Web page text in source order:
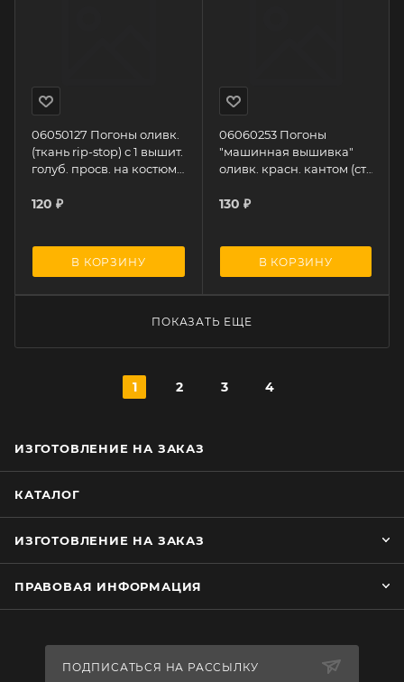
06050127 Погоны оливк.
(ткань rip-stop) с 1 вышит.
голуб. просв. на костюм
120 ₽
В КОРЗИНУ
06060253 Погоны
"машинная вышивка"
оливк. красн. кантом (ст.
офисный
130 ₽
В КОРЗИНУ
ПОКАЗАТЬ ЕЩЕ
1 2 3 4
ИЗГОТОВЛЕНИЕ НА ЗАКАЗ
КАТАЛОГ
ИЗГОТОВЛЕНИЕ НА ЗАКАЗ
ПРАВОВАЯ ИНФОРМАЦИЯ
ПОДПИСАТЬСЯ НА РАССЫЛКУ